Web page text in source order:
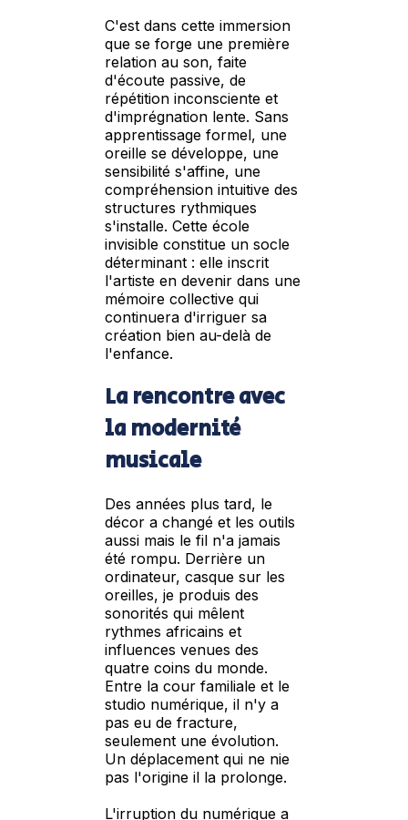
C'est dans cette immersion
que se forge une première
relation au son, faite
d'écoute passive, de
répétition inconsciente et
d'imprégnation lente. Sans
apprentissage formel, une
oreille se développe, une
sensibilité s'affine, une
compréhension intuitive des
structures rythmiques
s'installe. Cette école
invisible constitue un socle
déterminant : elle inscrit
l'artiste en devenir dans une
mémoire collective qui
continuera d'irriguer sa
création bien au-delà de
l'enfance.
La rencontre avec
la modernité
musicale
Des années plus tard, le
décor a changé et les outils
aussi mais le fil n'a jamais
été rompu. Derrière un
ordinateur, casque sur les
oreilles, je produis des
sonorités qui mêlent
rythmes africains et
influences venues des
quatre coins du monde.
Entre la cour familiale et le
studio numérique, il n'y a
pas eu de fracture,
seulement une évolution.
Un déplacement qui ne nie
pas l'origine il la prolonge.
L'irruption du numérique a